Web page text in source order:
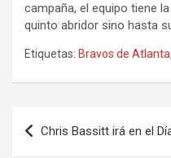
campaña, el equipo tiene
quinto abridor sino hasta
Etiquetas: Bravos de Atlanta,
Navegación
de
Chris Bassitt irá en el